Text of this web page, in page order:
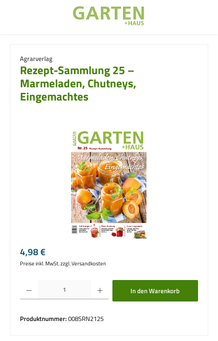
Agrarverlag
Rezept-Sammlung 25 –
Marmeladen, Chutneys,
Eingemachtes
Bildergalerie überspringen
Regulärer Preis:
4,98 €
Preise inkl. MwSt. zzgl. Versandkosten
Produkt Anzahl: Gib den gewünschten Wert ein oder benutze die Schaltflächen um
In den Warenkorb
Produktnummer:008SRN2125